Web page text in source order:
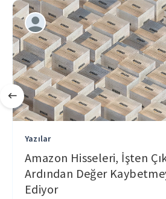
Yazılar
Amazon Hisseleri, İşten
Ardından Değer
Ediyor